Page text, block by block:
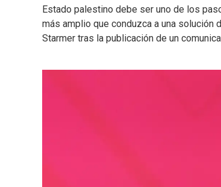
Estado palestino debe ser uno de los
más amplio que conduzca a una solución
Starmer tras la publicación de un